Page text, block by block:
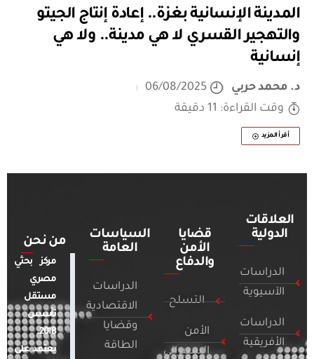
المدينة الإنسانية بغزة.. إعادة إنتاج الجيتو
والتهجير القسري لا هي مدينة.. ولا هي
إنسانية
د. محمد حربي
06/08/2025
وقت القراءة: 11 دقيقة
أقرأ المزيد
العلاقات
الدولية
الدراسات
الآسيوية
الدراسات
الأفريقية
قضايا
الأمن
والدفاع
التسلح
الأمن
السيبراني
السياسات
العامة
الدراسات
الاقتصادية
وقضايا
الطاقة
من نحن
مركز بحثي
مصري
مستقل
تأسس
2018.
يعتمد على